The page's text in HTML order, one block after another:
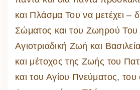
και Πλάσμα Του να μετέχει –
Σώματος και του Ζωηρού Του
Αγιοτριαδική Ζωή και
και μέτοχος της Ζωής του
και του Αγίου Πνεύματος,